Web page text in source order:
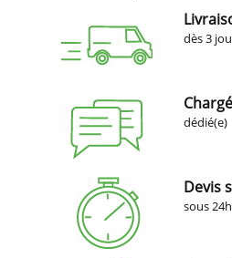
dès 3
dédié(e)
Devis
sous 24h